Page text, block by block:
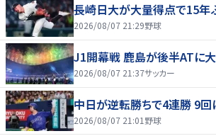
長崎日大が大量得点で15年
2026/08/07 21:29野球
J1開幕戦 鹿島が後半ATに
2026/08/07 21:37サッカー
中日が逆転勝ちで4連勝 9回
2026/08/07 21:01 野球